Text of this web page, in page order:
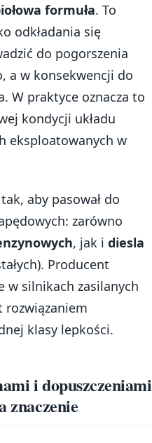
formuła. To
odkładania się
do pogorszenia
a w konsekwencji do
W praktyce oznacza to
kondycji układu
eksploatowanych w
aby pasował do
zarówno
, jak i diesla
Producent
w silnikach zasilanych
rozwiązaniem
klasy lepkości.
i dopuszczeniami
znaczenie